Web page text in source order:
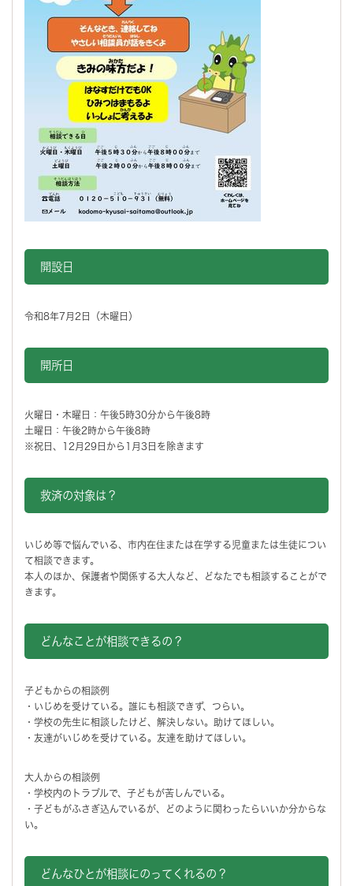
開設日
令和8年7月2日（木曜日）
開所日
火曜日・木曜日：午後5時30分から午後8時
土曜日：午後2時から午後8時
※祝日、12月29日から1月3日を除きます
救済の対象は？
いじめ等で悩んでいる、市内在住または在学する児童または生徒につい
て相談できます。
本人のほか、保護者や関係する大人など、どなたでも相談することがで
きます。
どんなことが相談できるの？
子どもからの相談例
・いじめを受けている。誰にも相談できず、つらい。
・学校の先生に相談したけど、解決しない。助けてほしい。
・友達がいじめを受けている。友達を助けてほしい。
大人からの相談例
・学校内のトラブルで、子どもが苦しんでいる。
・子どもがふさぎ込んでいるが、どのように関わったらいいか分からな
い。
どんなひとが相談にのってくれるの？